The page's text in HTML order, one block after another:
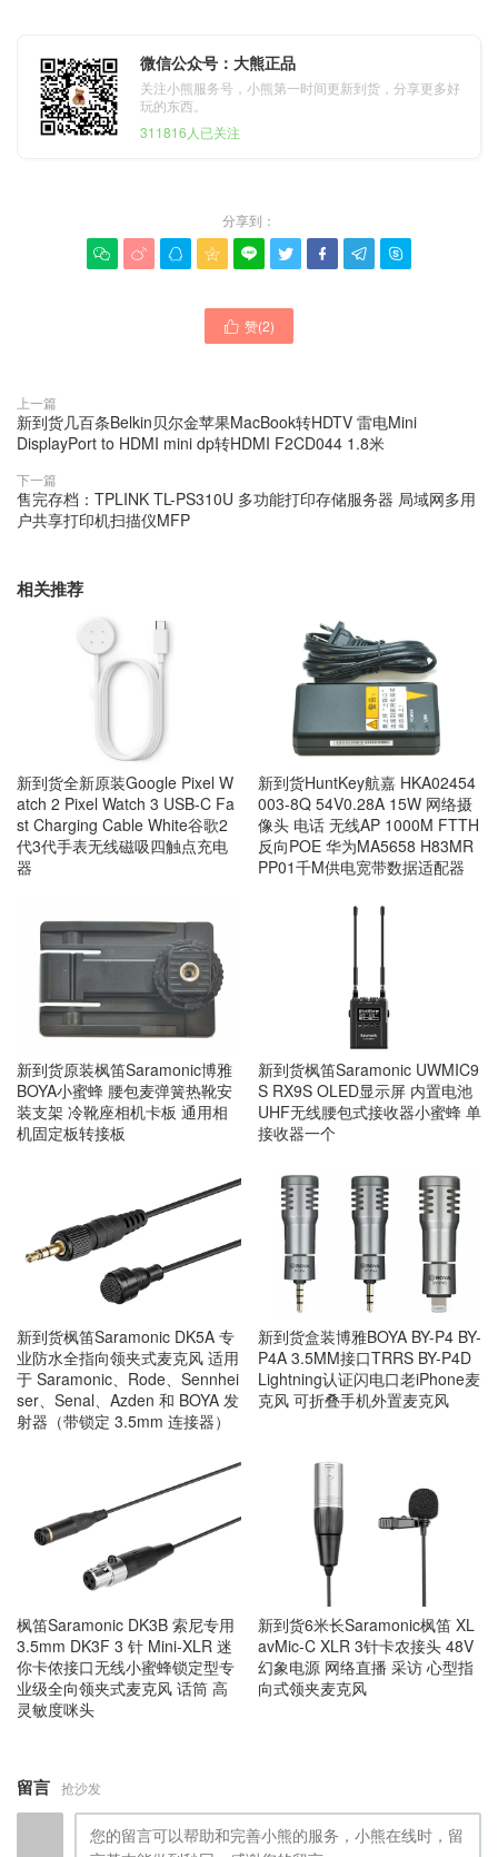
微信公众号：大熊正品
关注小熊服务号，小熊第一时间更新到货，分享更多好
玩的东西。
311816人已关注
分享到：
        
 赞(2)
上一篇
新到货几百条Belkin贝尔金苹果MacBook转HDTV 雷电Mini
DisplayPort to HDMI mini dp转HDMI F2CD044 1.8米
下一篇
售完存档：TPLINK TL-PS310U 多功能打印存储服务器 局域网多用
户共享打印机扫描仪MFP
相关推荐
新到货全新原装Google Pixel W
atch 2 Pixel Watch 3 USB-C Fa
st Charging Cable White谷歌2
代3代手表无线磁吸四触点充电
器
新到货HuntKey航嘉 HKA02454
003-8Q 54V0.28A 15W 网络摄
像头 电话 无线AP 1000M FTTH
反向POE 华为MA5658 H83MR
PP01千M供电宽带数据适配器
新到货原装枫笛Saramonic博雅
BOYA小蜜蜂 腰包麦弹簧热靴安
装支架 冷靴座相机卡板 通用相
机固定板转接板
新到货枫笛Saramonic UWMIC9
S RX9S OLED显示屏 内置电池
UHF无线腰包式接收器小蜜蜂 单
接收器一个
新到货枫笛Saramonic DK5A 专
业防水全指向领夹式麦克风 适用
于 Saramonic、Rode、Sennhei
ser、Senal、Azden 和 BOYA 发
射器（带锁定 3.5mm 连接器）
新到货盒装博雅BOYA BY-P4 BY-
P4A 3.5MM接口TRRS BY-P4D
Lightning认证闪电口老iPhone麦
克风 可折叠手机外置麦克风
枫笛Saramonic DK3B 索尼专用
3.5mm DK3F 3 针 Mini-XLR 迷
你卡侬接口无线小蜜蜂锁定型专
业级全向领夹式麦克风 话筒 高
灵敏度咪头
新到货6米长Saramonic枫笛 XL
avMic-C XLR 3针卡农接头 48V
幻象电源 网络直播 采访 心型指
向式领夹麦克风
留言 抢沙发